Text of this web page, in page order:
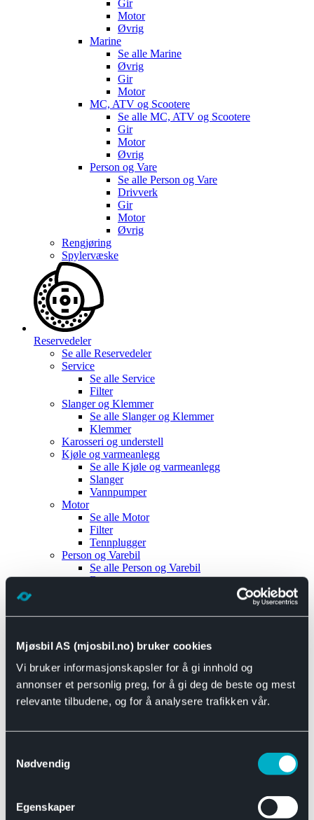
Mjøsbil AS (mjosbil.no) bruker cookies
Vi bruker informasjonskapsler for å gi innhold og
annonser et personlig preg, for å gi deg de beste og mest
relevante tilbudene, og for å analysere trafikken vår.
Nødvendig
Egenskaper
Gir
Motor
Øvrig
Marine
Se alle Marine
Øvrig
Gir
Motor
MC, ATV og Scootere
Se alle MC, ATV og Scootere
Gir
Motor
Øvrig
Person og Vare
Se alle Person og Vare
Drivverk
Gir
Motor
Øvrig
Rengjøring
Spylervæske
Reservedeler
Se alle Reservedeler
Service
Se alle Service
Filter
Slanger og Klemmer
Se alle Slanger og Klemmer
Klemmer
Karosseri og understell
Kjøle og varmeanlegg
Se alle Kjøle og varmeanlegg
Slanger
Vannpumper
Motor
Se alle Motor
Filter
Tennplugger
Person og Varebil
Se alle Person og Varebil
Brems
Motor og drivverk
Se alle Universal
Bremsedeler
Se alle Bremsedeler
Bremsenippler
Drivline og motor
Se alle Drivline og motor
Eksosanlegg